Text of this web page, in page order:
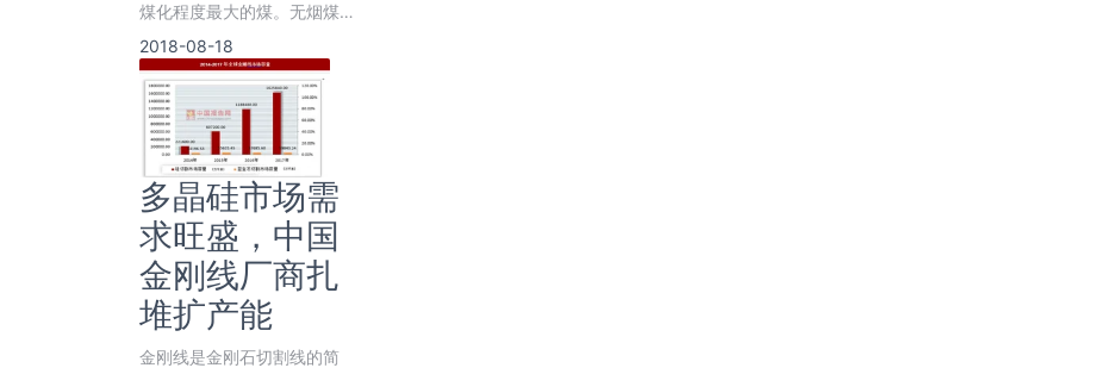
煤化程度最大的煤。无烟煤固
定碳含量高，挥发分产率低，
密度大，硬度大
2018-08-18
多晶硅市场需
求旺盛，中国
金刚线厂商扎
堆扩产能
金刚线是金刚石切割线的简